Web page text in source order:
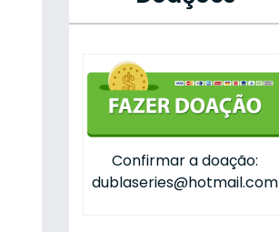
Confirmar a doação:
dublaseries@hotmail.com